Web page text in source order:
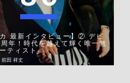
カ 最新インタビュー】② デビ
年！時代を越えて輝く唯一無
ティスト
前田 祥丈